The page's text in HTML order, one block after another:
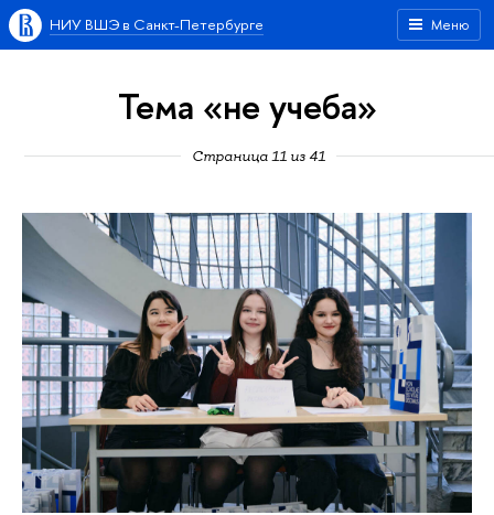
Меню
НИУ ВШЭ в Санкт-Петербурге
Тема «не учеба»
Страница 11 из 41